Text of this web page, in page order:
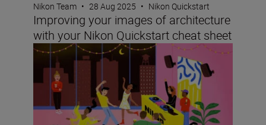
Nikon Team • 28 Aug 2025 • Nikon Quickstart
Improving your images of architecture
with your Nikon Quickstart cheat sheet
Take better pictures at events and parties with your